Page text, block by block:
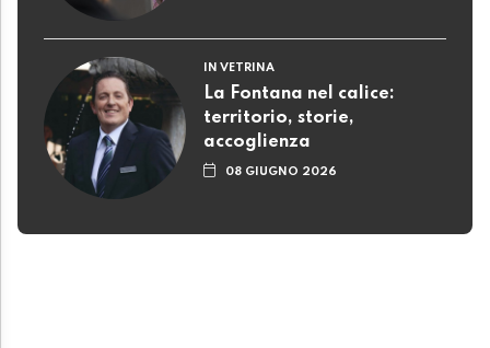
IN VETRINA
La Fontana nel calice:
territorio, storie,
accoglienza
08 GIUGNO 2026